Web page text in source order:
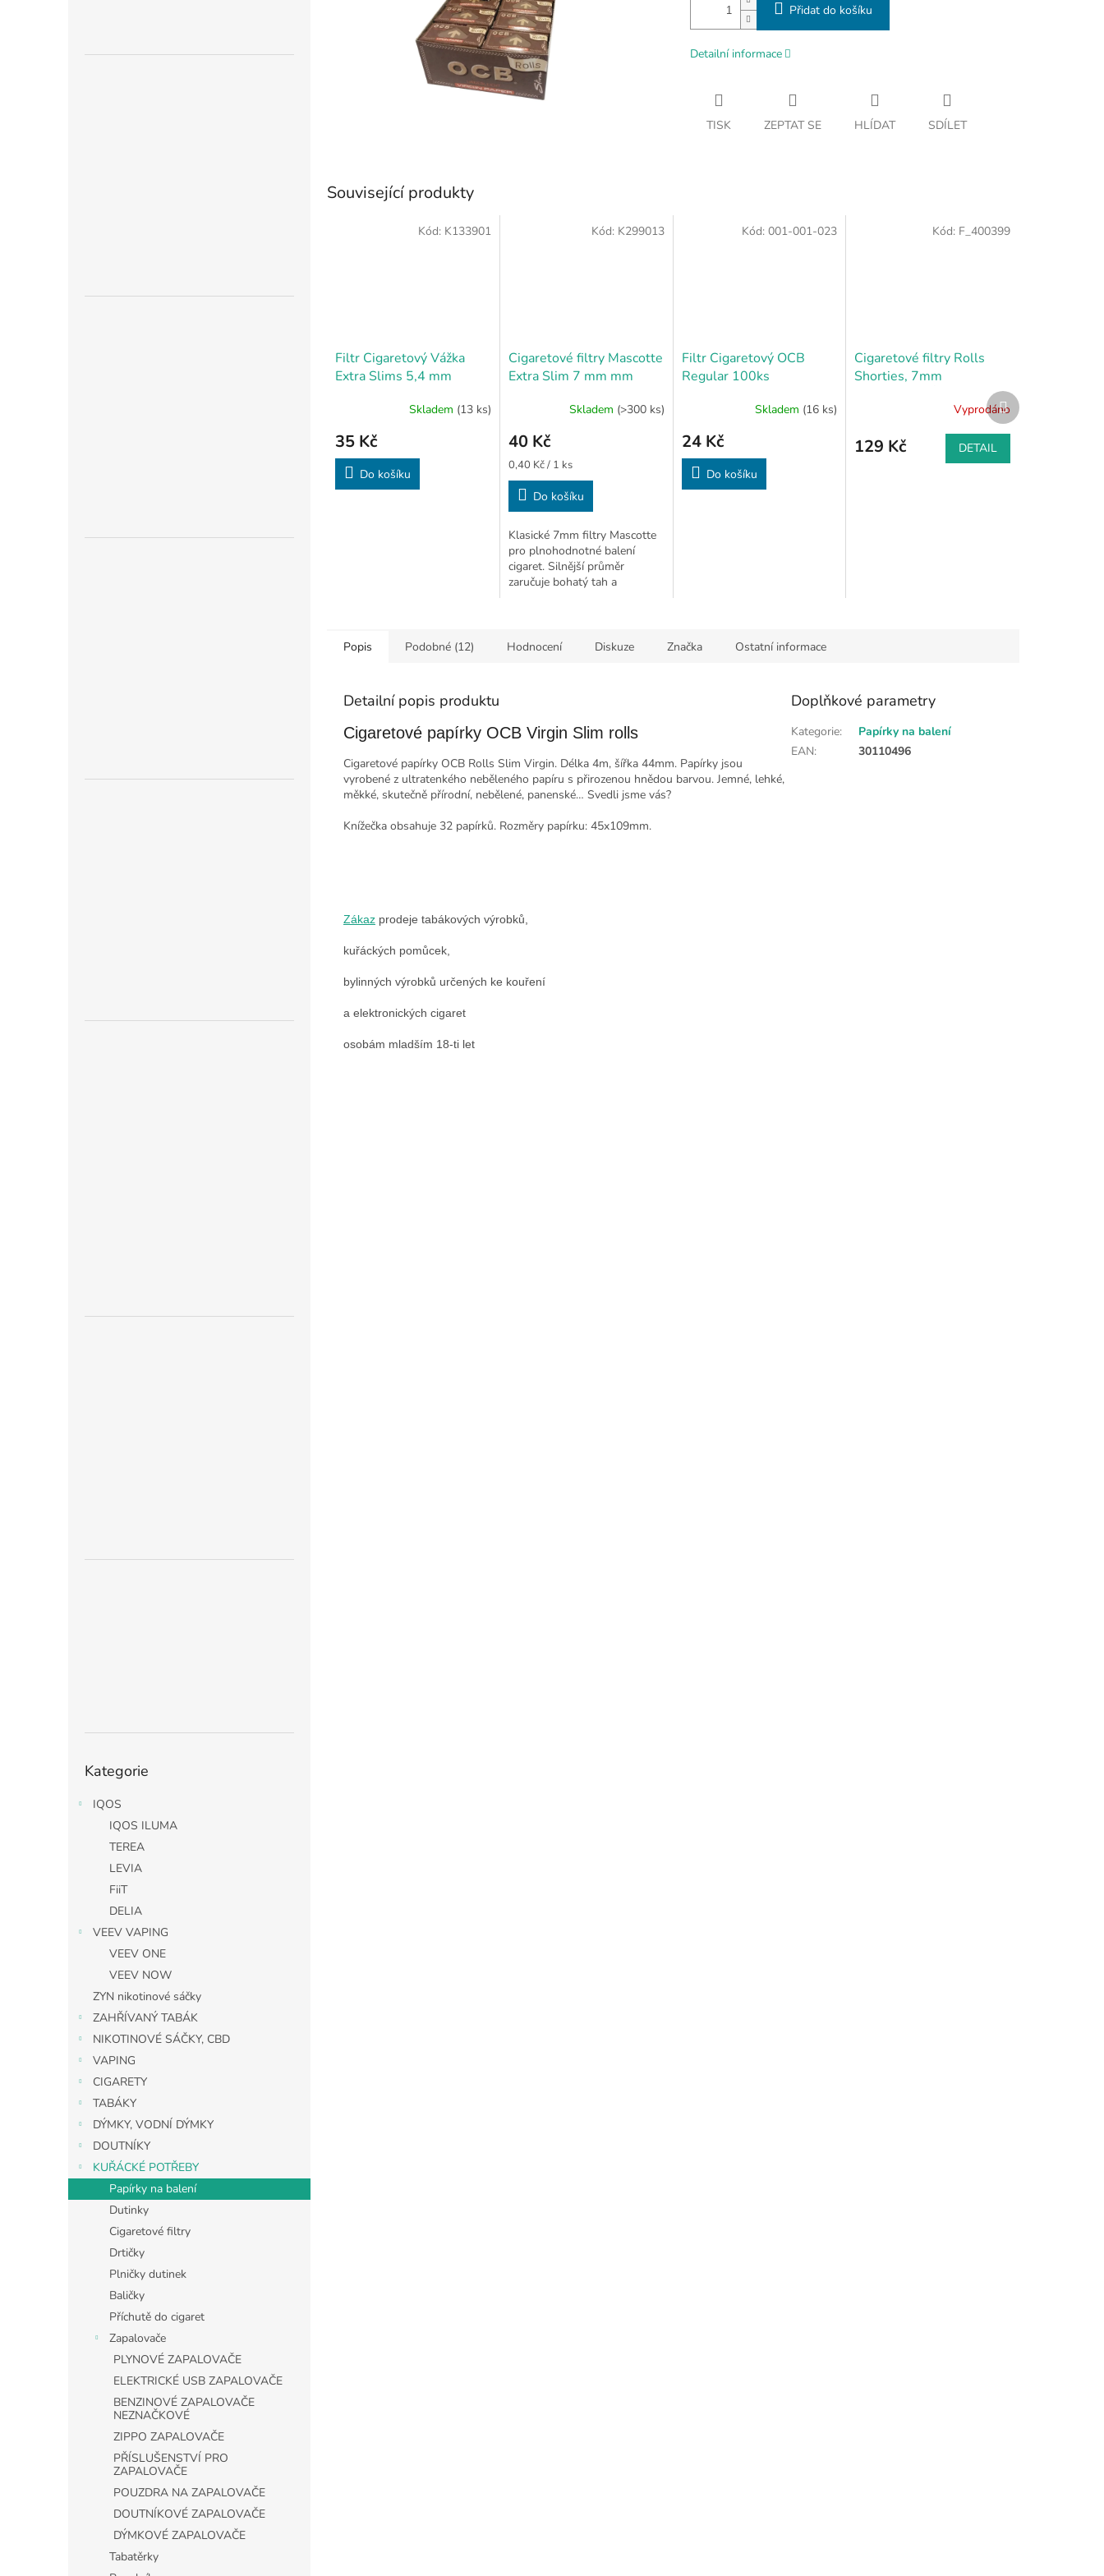
kategorie
Kategorie
IQOS
IQOS ILUMA
TEREA
LEVIA
FiiT
DELIA
VEEV VAPING
VEEV ONE
VEEV NOW
ZYN nikotinové sáčky
ZAHŘÍVANÝ TABÁK
NIKOTINOVÉ SÁČKY, CBD
VAPING
CIGARETY
TABÁKY
DÝMKY, VODNÍ DÝMKY
DOUTNÍKY
KUŘÁCKÉ POTŘEBY
Papírky na balení
Dutinky
Cigaretové filtry
Drtičky
Plničky dutinek
Baličky
Příchutě do cigaret
Zapalovače
PLYNOVÉ ZAPALOVAČE
ELEKTRICKÉ USB ZAPALOVAČE
BENZINOVÉ ZAPALOVAČE
NEZNAČKOVÉ
ZIPPO ZAPALOVAČE
PŘÍSLUŠENSTVÍ PRO
ZAPALOVAČE
POUZDRA NA ZAPALOVAČE
DOUTNÍKOVÉ ZAPALOVAČE
DÝMKOVÉ ZAPALOVAČE
Tabatěrky
Přidat do košíku
Detailní informace
TISK ZEPTAT SE HLÍDAT SDÍLET
Související produkty
Filtr Cigaretový Vážka
Extra Slims 5,4 mm
Skladem (13 ks)
35 Kč
Do košíku
Kód: K133901
Cigaretové filtry Mascotte
Extra Slim 7 mm mm
Skladem (>300 ks)
40 Kč
Měrná
cena:
0,40 Kč / 1 ks
Do košíku
Klasické 7mm filtry Mascotte
pro plnohodnotné balení
cigaret. Silnější průměr
zaručuje bohatý tah a
Kód: K299013
Filtr Cigaretový OCB
Regular 100ks
Skladem (16 ks)
24 Kč
Do košíku
Kód:001-001-023
Cigaretové filtry Rolls
Shorties, 7mm
PRO BALENÍ BYLINNÝCH
Vyprodáno
129 Kč DETAIL
Kód: F_400399
Další
produkt
Popis Podobné (12) Hodnocení Diskuze Značka Ostatní informace
Detailní popis produktu
Cigaretové papírky OCB Virgin Slim rolls
Cigaretové papírky OCB Rolls Slim Virgin. Délka 4m, šířka 44mm. Papírky jsou
vyrobené z ultratenkého neběleného papíru s přirozenou hnědou barvou. Jemné, lehké,
měkké, skutečně přírodní, nebělené, panenské… Svedli jsme vás?
Knížečka obsahuje 32 papírků. Rozměry papírku: 45x109mm.
Zákaz prodeje tabákových výrobků,
kuřáckých pomůcek,
bylinných výrobků určených ke kouření
a elektronických cigaret
osobám mladším 18-ti let
Doplňkové parametry
Kategorie:
Papírky na balení
EAN: 30110496